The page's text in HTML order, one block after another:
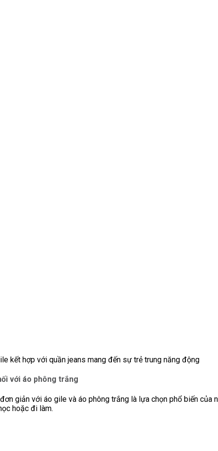
kết hợp với quần jeans mang đến sự trẻ trung năng động
với áo phông trắng
giản với áo gile và áo phông trắng là lựa chọn phổ biến của
hoặc đi làm.